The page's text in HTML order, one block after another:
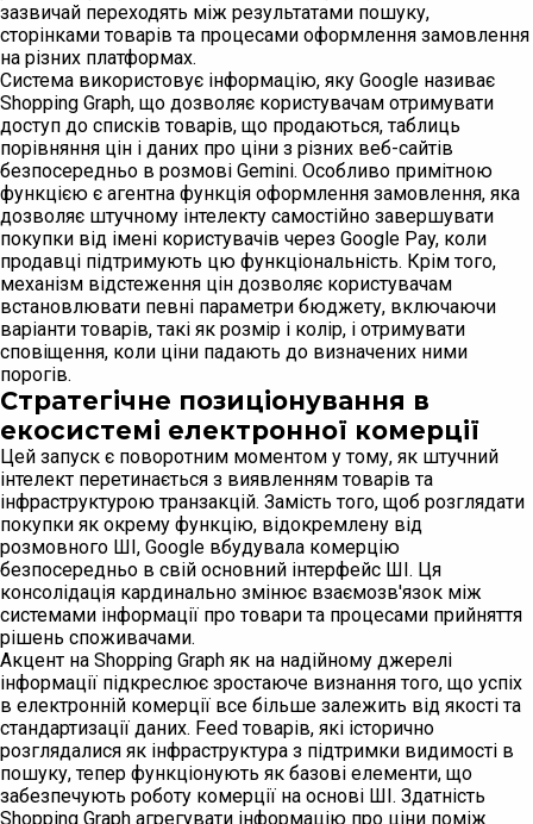
зазвичай переходять між результатами пошуку,
сторінками товарів та процесами оформлення замовлення
на різних платформах.
Система використовує інформацію, яку Google називає
Shopping Graph, що дозволяє користувачам отримувати
доступ до списків товарів, що продаються, таблиць
порівняння цін і даних про ціни з різних веб-сайтів
безпосередньо в розмові Gemini. Особливо примітною
функцією є агентна функція оформлення замовлення, яка
дозволяє штучному інтелекту самостійно завершувати
покупки від імені користувачів через Google Pay, коли
продавці підтримують цю функціональність. Крім того,
механізм відстеження цін дозволяє користувачам
встановлювати певні параметри бюджету, включаючи
варіанти товарів, такі як розмір і колір, і отримувати
сповіщення, коли ціни падають до визначених ними
порогів.
Стратегічне позиціонування в
екосистемі електронної комерції
Цей запуск є поворотним моментом у тому, як штучний
інтелект перетинається з виявленням товарів та
інфраструктурою транзакцій. Замість того, щоб розглядати
покупки як окрему функцію, відокремлену від
розмовного ШІ, Google вбудувала комерцію
безпосередньо в свій основний інтерфейс ШІ. Ця
консолідація кардинально змінює взаємозв'язок між
системами інформації про товари та процесами прийняття
рішень споживачами.
Акцент на Shopping Graph як на надійному джерелі
інформації підкреслює зростаюче визнання того, що успіх
в електронній комерції все більше залежить від якості та
стандартизації даних. Feed товарів, які історично
розглядалися як інфраструктура з підтримки видимості в
пошуку, тепер функціонують як базові елементи, що
забезпечують роботу комерції на основі ШІ. Здатність
Shopping Graph агрегувати інформацію про ціни поміж